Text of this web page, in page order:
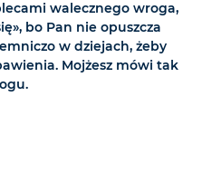
walecznego wroga,
bo Pan nie opuszcza
w dziejach, żeby
Mojżesz mówi tak